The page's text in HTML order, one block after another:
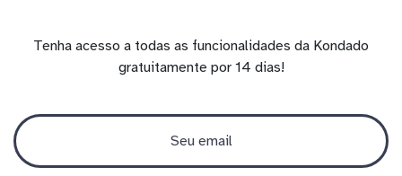
Tenha acesso a todas as funcionalidades da Kondado
gratuitamente por 14 dias!